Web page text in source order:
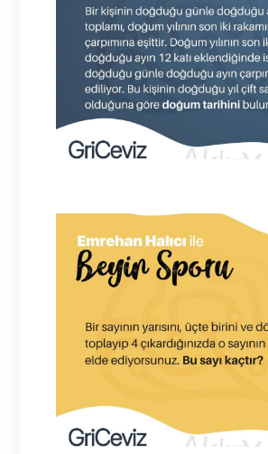
26/4/56
48